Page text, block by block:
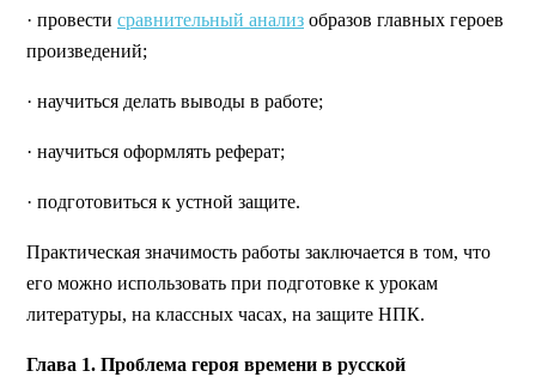
· провести сравнительный анализ образов главных героев
произведений;
· научиться делать выводы в работе;
· научиться оформлять реферат;
· подготовиться к устной защите.
Практическая значимость работы заключается в том, что
его можно использовать при подготовке к урокам
литературы, на классных часах, на защите НПК.
Глава 1. Проблема героя времени в русской